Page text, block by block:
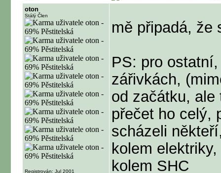
oton
Stálý Člen
Registrován: Jul 2001
mě připadá, že
PS: pro
zářivkách,
od začátku,
přečet ho celý,
scházeli
kolem
kolem SHC